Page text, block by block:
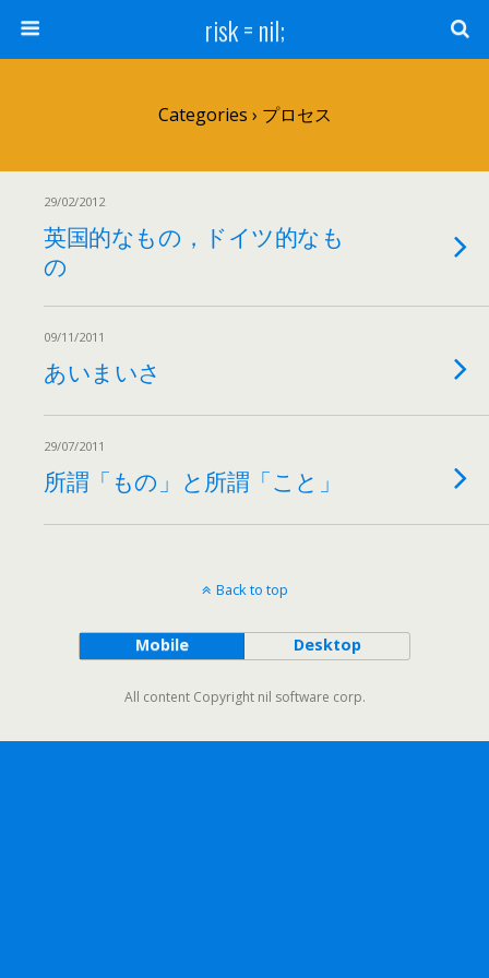
risk = nil;
Categories › プロセス
29/02/2012
英国的なもの，ドイツ的なも
の
09/11/2011
あいまいさ
29/07/2011
所謂「もの」と所謂「こと」
Back to top
Mobile Desktop
All content Copyright nil software corp.